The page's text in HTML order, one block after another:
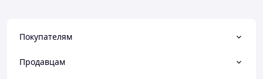
Покупателям
Продавцам